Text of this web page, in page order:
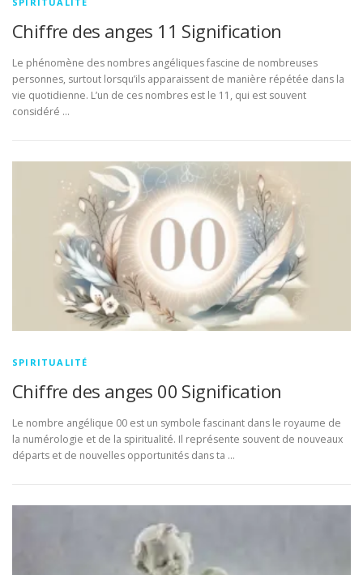
Chiffre des anges 11 Signification
Le phénomène des nombres angéliques fascine de nombreuses
personnes, surtout lorsqu’ils apparaissent de manière répétée dans la
vie quotidienne. L’un de ces nombres est le 11, qui est souvent
considéré …
SPIRITUALITÉ
Chiffre des anges 00 Signification
Le nombre angélique 00 est un symbole fascinant dans le royaume de
la numérologie et de la spiritualité. Il représente souvent de nouveaux
départs et de nouvelles opportunités dans ta …